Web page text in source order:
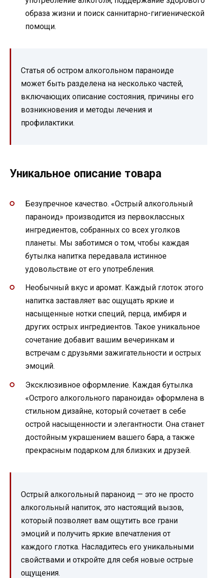
образа жизни и поиск саннитарно-гигиенической
помощи.
Статья об остром алкогольном параноиде
может быть разделена на несколько частей,
включающих описание состояния, причины его
возникновения и методы лечения и
профилактики.
Уникальное описание товара
Безупречное качество. «Острый алкогольный
параноид» производится из первоклассных
ингредиентов, собранных со всех уголков
планеты. Мы заботимся о том, чтобы каждая
бутылка напитка передавала истинное
удовольствие от его употребления.
Необычный вкус и аромат. Каждый глоток этого
напитка заставляет вас ощущать яркие и
насыщенные нотки специй, перца, имбиря и
других острых ингредиентов. Такое уникальное
сочетание добавит вашим вечеринкам и
встречам с друзьями зажигательности и острых
эмоций.
Эксклюзивное оформление. Каждая бутылка
«Острого алкогольного параноида» оформлена в
стильном дизайне, который сочетает в себе
острой насыщенности и элегантности. Она станет
достойным украшением вашего бара, а также
прекрасным подарком для близких и друзей.
Острый алкогольный параноид — это не просто
алкогольный напиток, это настоящий вызов,
который позволяет вам ощутить все грани
эмоций и получить яркие впечатления от
каждого глотка. Насладитесь его уникальными
свойствами и откройте для себя новые острые
ощущения.